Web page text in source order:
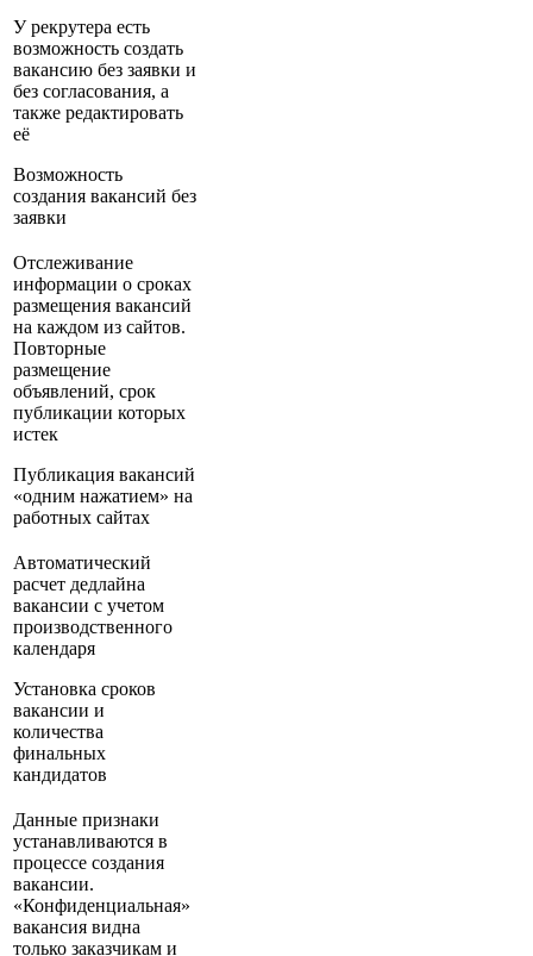
У рекрутера есть
возможность создать
вакансию без заявки и
без согласования, а
также редактировать
её
Возможность
создания вакансий без
заявки
Отслеживание
информации о сроках
размещения вакансий
на каждом из сайтов.
Повторные
размещение
объявлений, срок
публикации которых
истек
Публикация вакансий
«одним нажатием» на
работных сайтах
Автоматический
расчет дедлайна
вакансии с учетом
производственного
календаря
Установка сроков
вакансии и
количества
финальных
кандидатов
Данные признаки
устанавливаются в
процессе создания
вакансии.
«Конфиденциальная»
вакансия видна
только заказчикам и